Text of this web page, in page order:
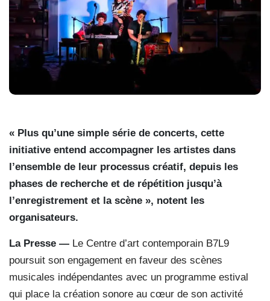
« Plus qu’une simple série de concerts, cette
initiative entend accompagner les artistes dans
l’ensemble de leur processus créatif, depuis les
phases de recherche et de répétition jusqu’à
l’enregistrement et la scène », notent les
organisateurs.
La Presse — Le Centre d’art contemporain B7L9
poursuit son engagement en faveur des scènes
musicales indépendantes avec un programme estival
qui place la création sonore au cœur de son activité